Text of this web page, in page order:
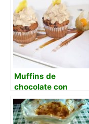
Muffins de
chocolate con
espuma de café
con leche y
cristales de canela.